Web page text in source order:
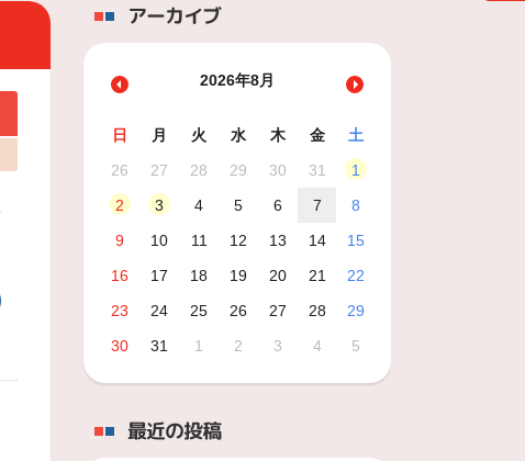
アーカイブ
2026年8月
日 月 火 水 木 金
土
26
27 28 29 30 31
1
2
3 4 5 6 7
8
9
10 11 12 13 14
15
16
17 18 19 20 21
22
23
24 25 26 27 28
29
30
31 1 2 3 4 5
最近の投稿